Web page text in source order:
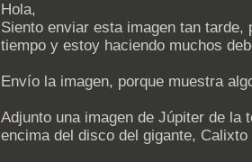
Hola,
Siento enviar esta imagen tan
tiempo y estoy haciendo muchos
Envío la imagen, porque muestra
Adjunto una imagen de Júpiter de la
encima del disco del gigante,